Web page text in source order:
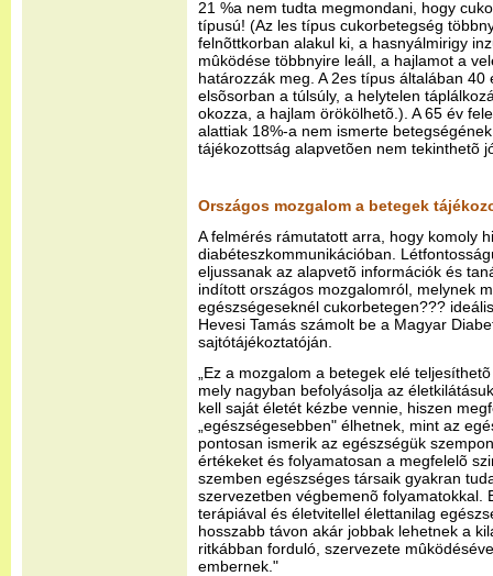
21 %a nem tudta megmondani, hogy
típusú! (Az les típus cukorbetegség
felnõttkorban alakul ki, a hasnyálmirigy
mûködése többnyire leáll, a hajlamot a
határozzák meg. A 2es típus általában 40
elsõsorban a túlsúly, a helytelen
okozza, a hajlam örökölhetõ.). A 65 év
alattiak 18%-a nem ismerte
tájékozottság alapvetõen nem tekinthetõ
Országos mozgalom a betegek
A felmérés rámutatott arra, hogy komoly
diabéteszkommunikációban.
eljussanak az alapvetõ információk és
indított országos mozgalomról, melynek
egészségeseknél cukorbetegen???
Hevesi Tamás számolt be a Magyar
sajtótájékoztatóján.
„Ez a mozgalom a betegek elé
mely nagyban befolyásolja az
kell saját életét kézbe vennie, hiszen
„egészségesebben" élhetnek, mint az
pontosan ismerik az egészségük
értékeket és folyamatosan a megfelelõ
szemben egészséges társaik gyakran
szervezetben végbemenõ folyamatokkal.
terápiával és életvitellel élettanilag
hosszabb távon akár jobbak lehetnek a
ritkábban forduló, szervezete
embernek."